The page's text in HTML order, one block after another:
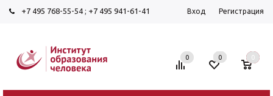
+7 495 768-55-54 ; +7 495 941-61-41 Вход Регистрация
0 0 0